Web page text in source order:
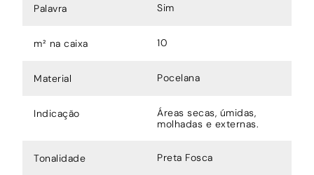
Palavra Sim
m² na caixa 10
Material Pocelana
Indicação
Áreas secas, úmidas,
molhadas e externas.
Tonalidade Preta Fosca